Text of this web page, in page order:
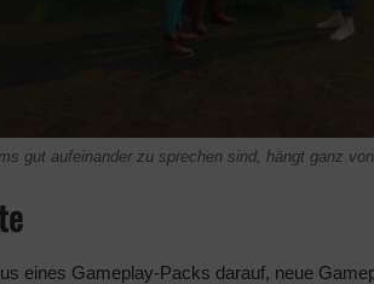
gut aufeinander zu sprechen sind, hängt ganz
eines Gameplay-Packs darauf, neue